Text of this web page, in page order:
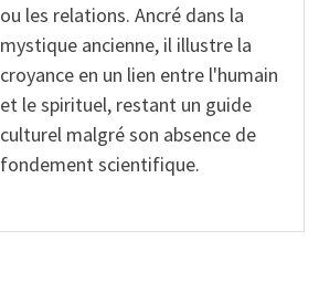
ou les relations. Ancré dans la
mystique ancienne, il illustre la
croyance en un lien entre l'humain
et le spirituel, restant un guide
culturel malgré son absence de
fondement scientifique.